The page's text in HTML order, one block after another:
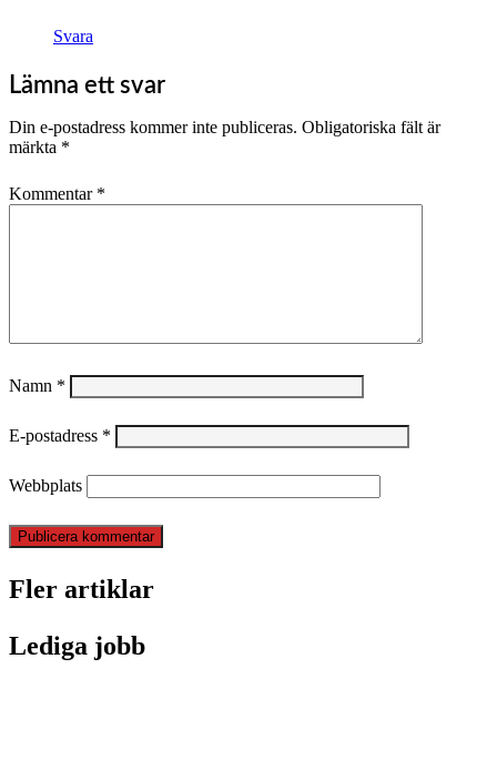
Svara
Lämna ett svar
Din e-postadress kommer inte publiceras. Obligatoriska fält är
märkta *
Kommentar *
Namn *
E-postadress *
Webbplats
Fler artiklar
Lediga jobb